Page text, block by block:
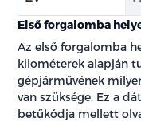
Első forgalomba
Az első forgalomba
kilométerek alapján
gépjárművének
van szüksége. Ez a
betűkódja mellett